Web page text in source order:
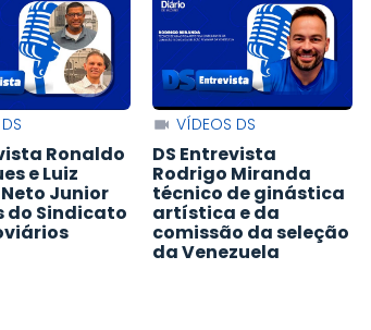
Ronaldo
e Luiz
Junior
do Sindicato
VÍDEOS DS
DS Entrevista
Rodrigo Miranda
técnico de ginástica
artística e da
comissão da seleção
da Venezuela